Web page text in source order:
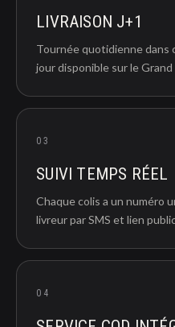
LIVRAISON J+1
Tournée quotidienne dans
jour disponible sur le
03
SUIVI TEMPS RÉEL
Chaque colis a un numéro
livreur par SMS et lien
04